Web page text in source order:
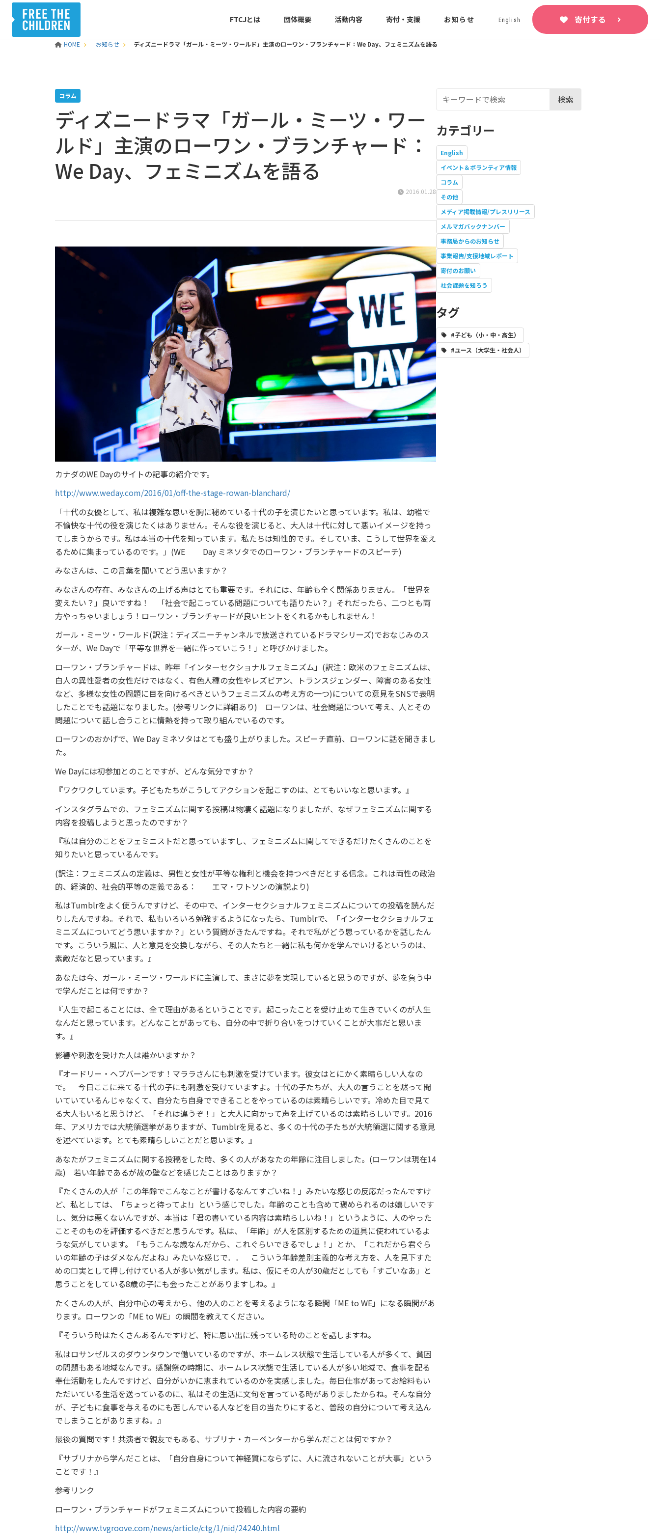
FTCJとは 団体概要 活動内容 寄付・支援 お知らせ English 寄付する
HOME お知らせ ディズニードラマ「ガール・ミーツ・ワールド」主演のローワン・ブランチャード：We Day、フェミニズムを語る
コラム
ディズニードラマ「ガール・ミーツ・ワー
ルド」主演のローワン・ブランチャード：
We Day、フェミニズムを語る
2016.01.28
カナダのWE Dayのサイトの記事の紹介です。
http://www.weday.com/2016/01/off-the-stage-rowan-blanchard/
「十代の女優として、私は複雑な思いを胸に秘めている十代の子を演じたいと思っています。私は、幼稚で
不愉快な十代の役を演じたくはありません。そんな役を演じると、大人は十代に対して悪いイメージを持っ
てしまうからです。私は本当の十代を知っています。私たちは知性的です。そしていま、こうして世界を変え
るために集まっているのです。」(WE Day ミネソタでのローワン・ブランチャードのスピーチ)
みなさんは、この言葉を聞いてどう思いますか？
みなさんの存在、みなさんの上げる声はとても重要です。それには、年齢も全く関係ありません。「世界を
変えたい？」良いですね！ 「社会で起こっている問題についても語りたい？」それだったら、二つとも両
方やっちゃいましょう！ローワン・ブランチャードが良いヒントをくれるかもしれません！
ガール・ミーツ・ワールド(訳注：ディズニーチャンネルで放送されているドラマシリーズ)でおなじみのス
ターが、We Dayで「平等な世界を一緒に作っていこう！」と呼びかけました。
ローワン・ブランチャードは、昨年「インターセクショナルフェミニズム」(訳注：欧米のフェミニズムは、
白人の異性愛者の女性だけではなく、有色人種の女性やレズビアン、トランスジェンダー、障害のある女性
など、多様な女性の問題に目を向けるべきというフェミニズムの考え方の一つ)についての意見をSNSで表明
したことでも話題になりました。(参考リンクに詳細あり) ローワンは、社会問題について考え、人とその
問題について話し合うことに情熱を持って取り組んでいるのです。
ローワンのおかげで、We Day ミネソタはとても盛り上がりました。スピーチ直前、ローワンに話を聞きまし
た。
We Dayには初参加とのことですが、どんな気分ですか？
『ワクワクしています。子どもたちがこうしてアクションを起こすのは、とてもいいなと思います。』
インスタグラムでの、フェミニズムに関する投稿は物凄く話題になりましたが、なぜフェミニズムに関する
内容を投稿しようと思ったのですか？
『私は自分のことをフェミニストだと思っていますし、フェミニズムに関してできるだけたくさんのことを
知りたいと思っているんです。
(訳注：フェミニズムの定義は、男性と女性が平等な権利と機会を持つべきだとする信念。これは両性の政治
的、経済的、社会的平等の定義である： エマ・ワトソンの演説より)
私はTumblrをよく使うんですけど、その中で、インターセクショナルフェミニズムについての投稿を読んだ
りしたんですね。それで、私もいろいろ勉強するようになったら、Tumblrで、「インターセクショナルフェ
ミニズムについてどう思いますか？」という質問がきたんですね。それで私がどう思っているかを話したん
です。こういう風に、人と意見を交換しながら、その人たちと一緒に私も何かを学んでいけるというのは、
素敵だなと思っています。』
あなたは今、ガール・ミーツ・ワールドに主演して、まさに夢を実現していると思うのですが、夢を負う中
で学んだことは何ですか？
『人生で起こることには、全て理由があるということです。起こったことを受け止めて生きていくのが人生
なんだと思っています。どんなことがあっても、自分の中で折り合いをつけていくことが大事だと思いま
す。』
影響や刺激を受けた人は誰かいますか？
『オードリー・ヘプバーンです！マララさんにも刺激を受けています。彼女はとにかく素晴らしい人なの
で。 今日ここに来てる十代の子にも刺激を受けていますよ。十代の子たちが、大人の言うことを黙って聞
いていているんじゃなくて、自分たち自身でできることをやっているのは素晴らしいです。冷めた目で見て
る大人もいると思うけど、「それは違うぞ！」と大人に向かって声を上げているのは素晴らしいです。2016
年、アメリカでは大統領選挙がありますが、Tumblrを見ると、多くの十代の子たちが大統領選に関する意見
を述べています。とても素晴らしいことだと思います。』
あなたがフェミニズムに関する投稿をした時、多くの人があなたの年齢に注目しました。(ローワンは現在14
歳) 若い年齢であるが故の壁などを感じたことはありますか？
『たくさんの人が「この年齢でこんなことが書けるなんてすごいね！」みたいな感じの反応だったんですけ
ど、私としては、「ちょっと待ってよ!」という感じでした。年齢のことも含めて褒められるのは嬉しいです
し、気分は悪くないんですが、本当は「君の書いている内容は素晴らしいね！」というように、人のやった
ことそのものを評価するべきだと思うんです。私は、「年齢」が人を区別するための道具に使われているよ
うな気がしています。「もうこんな歳なんだから、これぐらいできるでしょ！」とか、「これだから君ぐら
いの年齢の子はダメなんだよね」みたいな感じで．． こういう年齢差別主義的な考え方を、人を見下すた
めの口実として押し付けている人が多い気がします。私は、仮にその人が30歳だとしても「すごいなあ」と
思うことをしている8歳の子にも会ったことがありますしね。』
たくさんの人が、自分中心の考えから、他の人のことを考えるようになる瞬間「ME to WE」になる瞬間があ
ります。ローワンの「ME to WE」の瞬間を教えてください。
『そういう時はたくさんあるんですけど、特に思い出に残っている時のことを話しますね。
私はロサンゼルスのダウンタウンで働いているのですが、ホームレス状態で生活している人が多くて、貧困
の問題もある地域なんです。感謝祭の時期に、ホームレス状態で生活している人が多い地域で、食事を配る
奉仕活動をしたんですけど、自分がいかに恵まれているのかを実感しました。毎日仕事があってお給料もい
ただいている生活を送っているのに、私はその生活に文句を言っている時がありましたからね。そんな自分
が、子どもに食事を与えるのにも苦しんでいる人などを目の当たりにすると、普段の自分について考え込ん
でしまうことがありますね。』
最後の質問です！共演者で親友でもある、サブリナ・カーペンターから学んだことは何ですか？
『サブリナから学んだことは、「自分自身について神経質にならずに、人に流されないことが大事」という
ことです！』
参考リンク
ローワン・ブランチャードがフェミニズムについて投稿した内容の要約
http://www.tvgroove.com/news/article/ctg/1/nid/24240.html
検索
カテゴリー
English
イベント＆ボランティア情報
コラム
その他
メディア掲載情報/プレスリリース
メルマガバックナンバー
事務局からのお知らせ
事業報告/支援地域レポート
寄付のお願い
社会課題を知ろう
タグ
#子ども（小・中・高生）
#ユース（大学生・社会人）